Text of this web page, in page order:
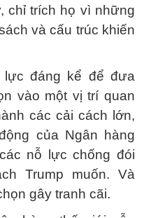
chỉ trích họ vì những
và cấu trúc khiến
lực đáng kể để đưa
vào một vị trí quan
các cải cách lớn,
của Ngân hàng
nỗ lực chống đói
Trump muốn. Và
gây tranh cãi.